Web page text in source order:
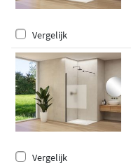
Vergelijk
Vergelijk